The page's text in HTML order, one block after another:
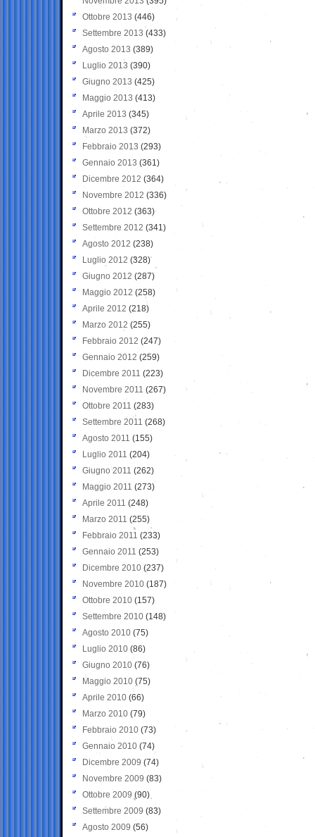
Ottobre 2013 (446)
Settembre 2013 (433)
Agosto 2013 (389)
Luglio 2013 (390)
Giugno 2013 (425)
Maggio 2013 (413)
Aprile 2013 (345)
Marzo 2013 (372)
Febbraio 2013 (293)
Gennaio 2013 (361)
Dicembre 2012 (364)
Novembre 2012 (336)
Ottobre 2012 (363)
Settembre 2012 (341)
Agosto 2012 (238)
Luglio 2012 (328)
Giugno 2012 (287)
Maggio 2012 (258)
Aprile 2012 (218)
Marzo 2012 (255)
Febbraio 2012 (247)
Gennaio 2012 (259)
Dicembre 2011 (223)
Novembre 2011 (267)
Ottobre 2011 (283)
Settembre 2011 (268)
Agosto 2011 (155)
Luglio 2011 (204)
Giugno 2011 (262)
Maggio 2011 (273)
Aprile 2011 (248)
Marzo 2011 (255)
Febbraio 2011 (233)
Gennaio 2011 (253)
Dicembre 2010 (237)
Novembre 2010 (187)
Ottobre 2010 (157)
Settembre 2010 (148)
Agosto 2010 (75)
Luglio 2010 (86)
Giugno 2010 (76)
Maggio 2010 (75)
Aprile 2010 (66)
Marzo 2010 (79)
Febbraio 2010 (73)
Gennaio 2010 (74)
Dicembre 2009 (74)
Novembre 2009 (83)
Ottobre 2009 (90)
Settembre 2009 (83)
Agosto 2009 (56)